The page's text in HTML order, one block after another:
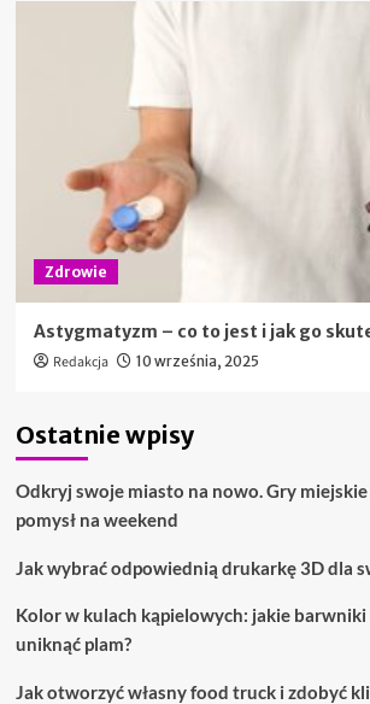
Zdrowie
Astygmatyzm – co to jest i jak go
Redakcja 10 września, 2025
Ostatnie wpisy
Odkryj swoje miasto na nowo. Gry
pomysł na weekend
Jak wybrać odpowiednią drukarkę 3D dla
Kolor w kulach kąpielowych: jakie barwniki
uniknąć plam?
Jak otworzyć własny food truck i zdobyć